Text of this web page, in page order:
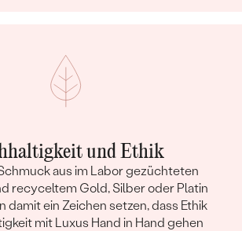
und Ethik
aus im Labor gezüchteten
recyceltem Gold, Silber oder Platin
damit ein Zeichen setzen, dass Ethik
mit Luxus Hand in Hand gehen